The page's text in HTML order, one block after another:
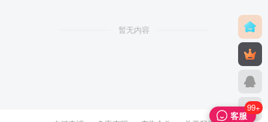
暂无内容
客服
99+